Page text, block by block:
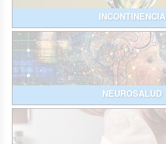
INCONTINENCIA
NEUROSALUD